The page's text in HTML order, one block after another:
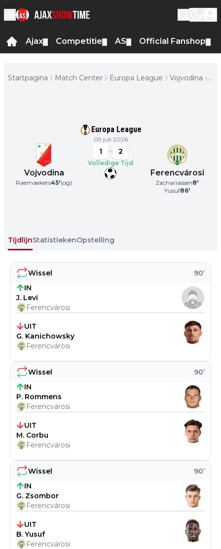
Ajax Competitie AS Official Fanshop
Startpagina Match Center Europa League
Vojvodina -
Europa League
09 juli 2026
Vojvodina
Raemaekers45'(og)
1 2
Volledige Tijd
Ferencvárosi
Zachariassen8'
Yusuf86'
TijdlijnStatistiekenOpstelling
Wissel 90’
IN
G. Zsombor
Ferencvárosi
UIT
B. Yusuf
Ferencvárosi
Wissel 90’
IN
P. Rommens
Ferencvárosi
UIT
M. Corbu
Ferencvárosi
Wissel 90’
IN
J. Levi
Ferencvárosi
UIT
G. Kanichowsky
Ferencvárosi